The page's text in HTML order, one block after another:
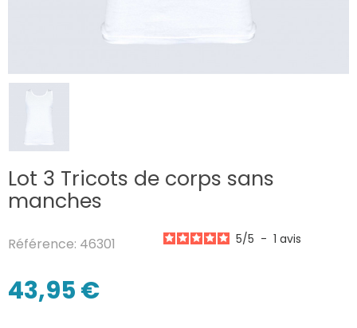
Lot 3 Tricots de corps sans
manches
Référence: 46301 5/5 - 1 avis
43,95 €